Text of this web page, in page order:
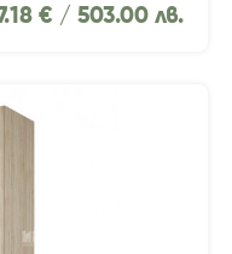
€ / 503.00 лв.